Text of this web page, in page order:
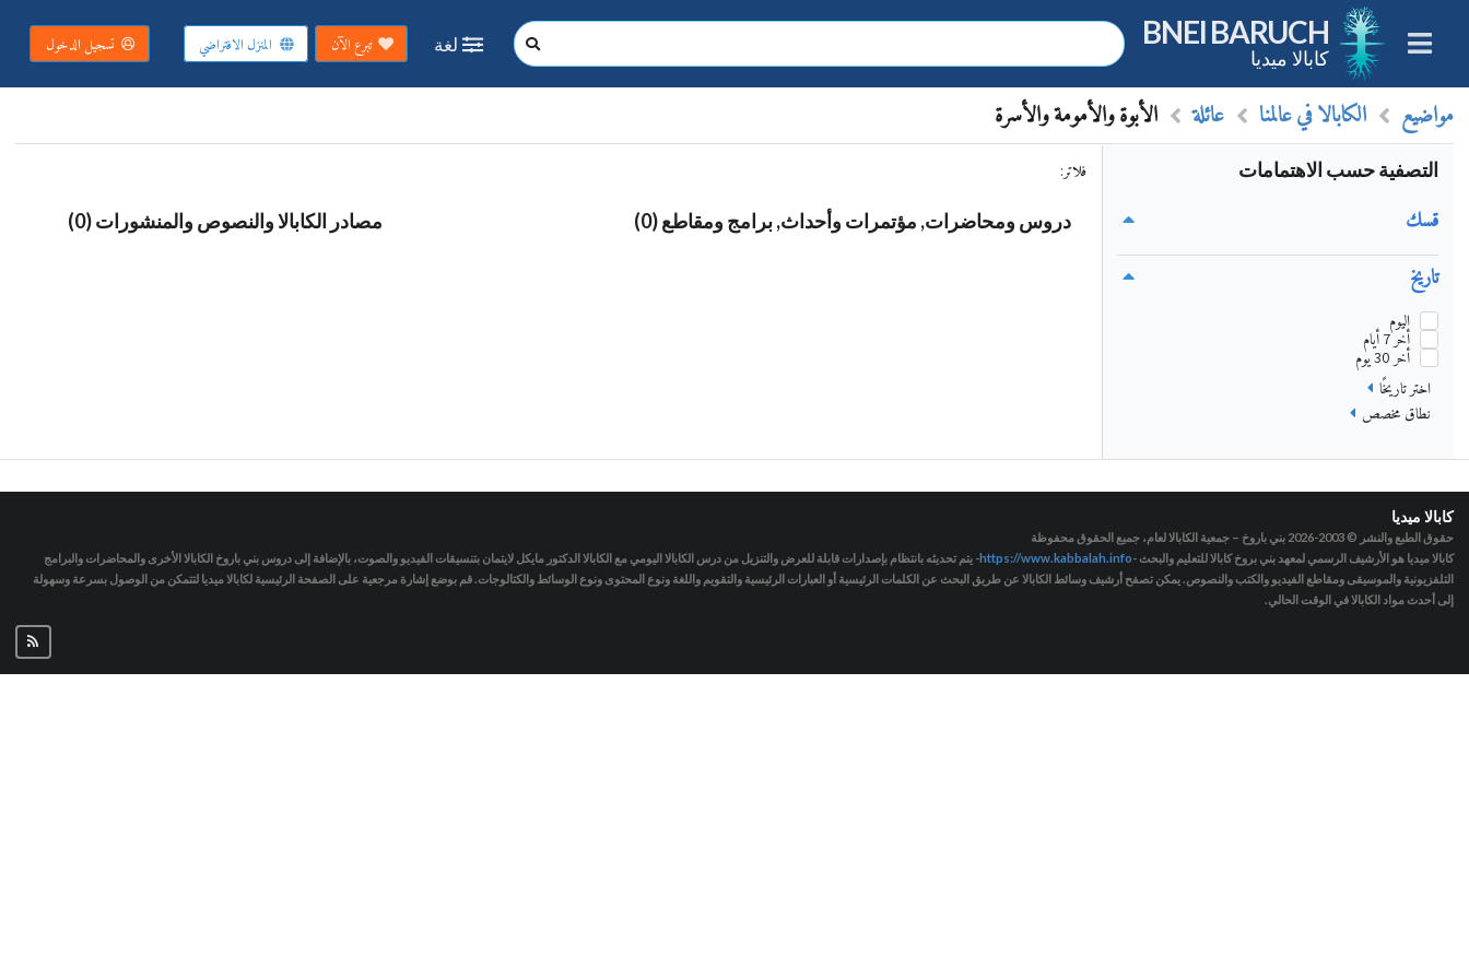
BNEI BARUCH
كابالا ميديا
لغة تبرع الآن المنزل الافتراضي تسجيل الدخول
مواضيع الكابالا في عالمنا عائلة الأبوة والأمومة والأسرة
التصفية حسب الاهتمامات
قسك
تاريخ
اليوم
أخر 7 أيام
أخر 30 يوم
اختر تاريخًا
نطاق مخصص
فلاتر :
دروس ومحاضرات, مؤتمرات وأحداث, برامج ومقاطع (0) مصادر الكابالا والنصوص والمنشورات (0)
كابالا ميديا
حقوق الطبع والنشر © 2003-2026
بني باروخ – جمعية الكابالا لعام، جميع الحقوق محفوظة
كابالا ميديا هو الأرشيف الرسمي لمعهد بني بروخ كابالا للتعليم والبحث -https://www.kabbalah.info- يتم تحديثه بانتظام بإصدارات قابلة للعرض والتنزيل من درس الكابالا اليومي مع الكابالا الدكتور مايكل لايتمان بتنسيقات الفيديو والصوت، بالإضافة إلى دروس بني باروخ الكابالا الأخرى والمحاضرات والبرامج
التلفزيونية والموسيقى ومقاطع الفيديو والكتب والنصوص. يمكن تصفح أرشيف وسائط الكابالا عن طريق البحث عن الكلمات الرئيسية أو العبارات الرئيسية والتقويم واللغة ونوع المحتوى ونوع الوسائط والكتالوجات. قم بوضع إشارة مرجعية على الصفحة الرئيسية لكابالا ميديا لتتمكن من الوصول بسرعة وسهولة
إلى أحدث مواد الكابالا في الوقت الحالي.